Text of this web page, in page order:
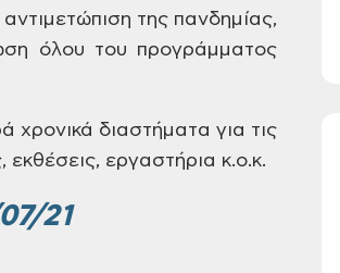
αντιμετώπιση της πανδημίας,
όλου του προγράμματος
χρονικά διαστήματα για τις
εκθέσεις, εργαστήρια κ.ο.κ.
21